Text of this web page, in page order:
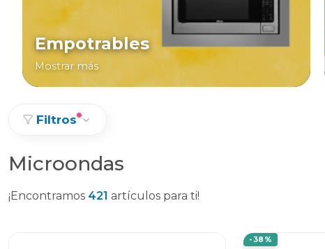
Empotrables
Mostrar más
Filtros
Microondas
¡Encontramos 421 artículos para ti!
-38%